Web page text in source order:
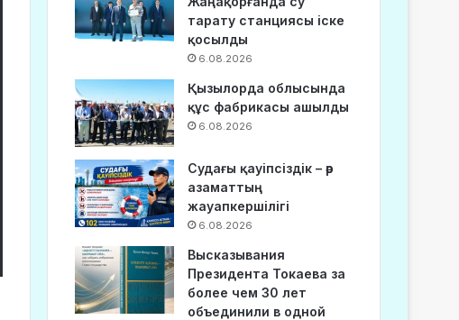
тарату станциясы іске
қосылды
6.08.2026
Қызылорда облысында
құс фабрикасы ашылды
6.08.2026
Судағы қауіпсіздік – әр
азаматтың
жауапкершілігі
6.08.2026
Высказывания
Президента Токаева за
более чем 30 лет
объединили в одной